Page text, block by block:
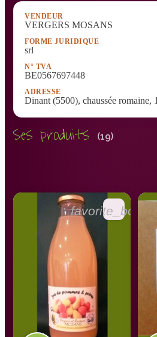
VENDEUR
VERGERS MOSANS
FORME JURIDIQUE
srl
N° TVA
BE0567697448
ADRESSE
Dinant (5500), chaussée romaine,
Ses produits (19)
favorite_border